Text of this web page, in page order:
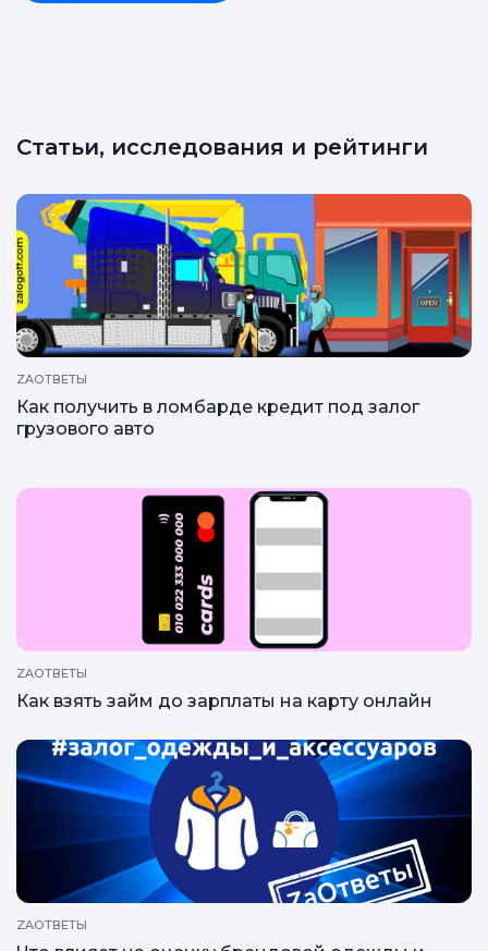
Статьи, исследования и рейтинги
ZAОТВЕТЫ
Как получить в ломбарде кредит под залог
грузового авто
ZAОТВЕТЫ
Как взять займ до зарплаты на карту онлайн
ZAОТВЕТЫ